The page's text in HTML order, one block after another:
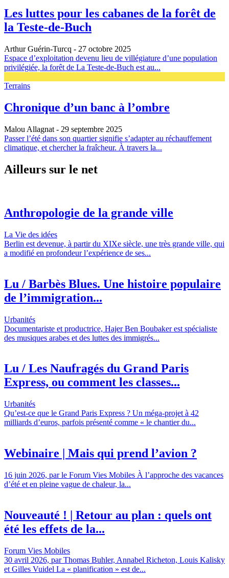
Les luttes pour les cabanes de la forêt de
la Teste-de-Buch
Arthur Guérin-Turcq - 27 octobre 2025
Espace d’exploitation devenu lieu de villégiature d’une population
privilégiée, la forêt de La Teste-de-Buch est au...
Terrains
Chronique d’un banc à l’ombre
Malou Allagnat - 29 septembre 2025
Passer l’été dans son quartier signifie s’adapter au réchauffement
climatique, et chercher la fraîcheur. À travers la...
Ailleurs sur le net
Anthropologie de la grande ville
La Vie des idées
Berlin est devenue, à partir du XIXe siècle, une très grande ville, qui
a modifié en profondeur l’expérience de ses...
Lu / Barbès Blues. Une histoire populaire
de l’immigration...
Urbanités
Documentariste et productrice, Hajer Ben Boubaker est spécialiste
des musiques arabes et des luttes des immigrés...
Lu / Les Naufragés du Grand Paris
Express, ou comment les classes...
Urbanités
Qu’est-ce que le Grand Paris Express ? Un méga-projet à 42
milliards d’euros, parfois présenté comme « le chantier du...
Webinaire | Mais qui prend l’avion ?
16 juin 2026, par le Forum Vies Mobiles À l’approche des vacances
d’été et en pleine vague de chaleur, la...
Nouveauté ! | Retour au plan : quels ont
été les effets de la...
Forum Vies Mobiles
30 avril 2026, par Thomas Buhler, Annabel Richeton, Louis Kalisky
et Gilles Vuidel La « planification » est de...